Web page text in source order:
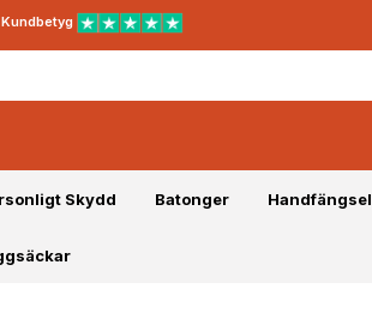
Skydd Batonger Handfängsel